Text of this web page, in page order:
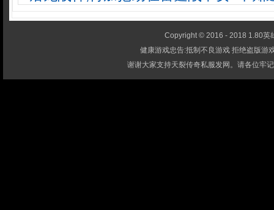
Copyright © 2016 - 2018 1.80英
健康游戏忠告:抵制不良游戏 拒绝盗版游
谢谢大家支持天裂传奇私服发网。请各位牢